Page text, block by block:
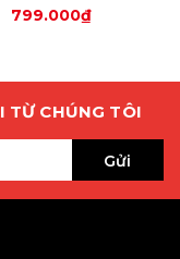
799.000₫
TỪ CHÚNG TÔI
Gửi